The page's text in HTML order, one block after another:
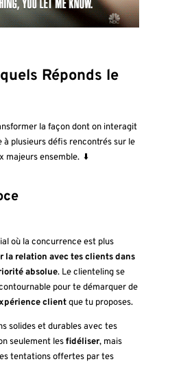
Réponds le
la façon dont on interagit
plusieurs défis rencontrés sur le
majeurs ensemble. ⬇️
où la concurrence est plus
la relation avec tes clients dans
absolue. Le clienteling se
pour te démarquer de
clientque tu proposes.
solides et durables avec tes
seulement lesfidéliser, mais
tentations offertes par tes